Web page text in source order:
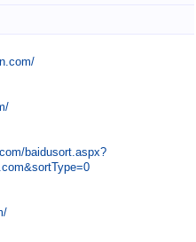
baidusort.aspx?